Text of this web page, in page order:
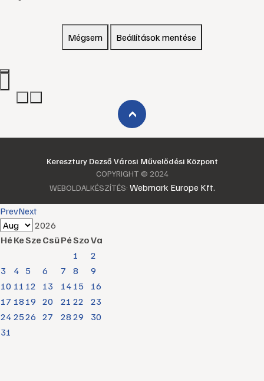
Mégsem Beállítások mentése
›
Keresztury Dezső Városi Művelődési Központ
COPYRIGHT © 2024
WEBOLDALKÉSZÍTÉS: Webmark Europe Kft.
PrevNext
2026
HéKeSzeCsüPéSzoVa
1
2
3
4 5 6 7 8
9
10 11 12 13 14 15
16
17 18 19 20 21 22
23
24 2526 27 28 29
30
31